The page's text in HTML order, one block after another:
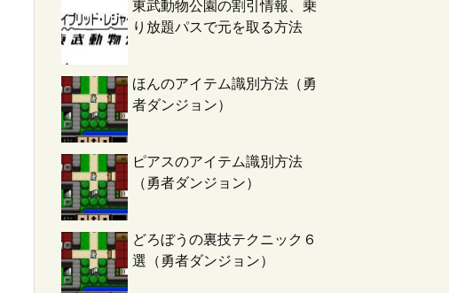
東武動物公園の割引情報、乗
り放題パスで元を取る方法
ほんのアイテム識別方法（勇
者ダンジョン）
ピアスのアイテム識別方法
（勇者ダンジョン）
どろぼうの裏技テクニック６
選（勇者ダンジョン）